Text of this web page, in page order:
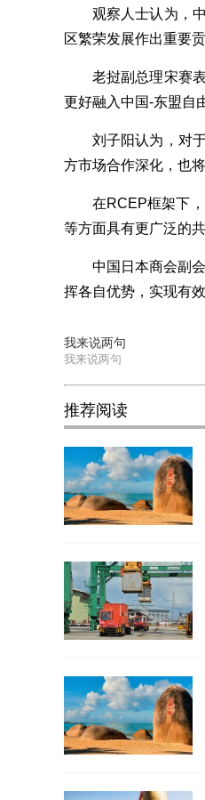
观察人士认为，中
区繁荣发展作出重要贡
老挝副总理宋赛表
更好融入中国-东盟自
刘子阳认为，对于
方市场合作深化，也
在RCEP框架下，
等方面具有更广泛的
中国日本商会副会
挥各自优势，实现有
我来说两句
推荐阅读